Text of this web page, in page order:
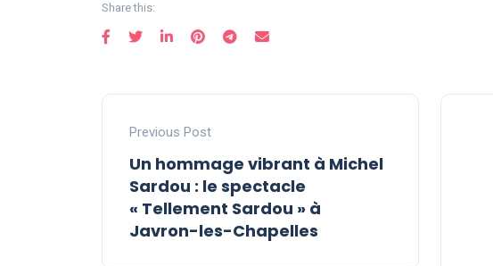
Share this:
Previous Post
Un hommage vibrant à Michel
Sardou : le spectacle
« Tellement Sardou » à
Javron-les-Chapelles